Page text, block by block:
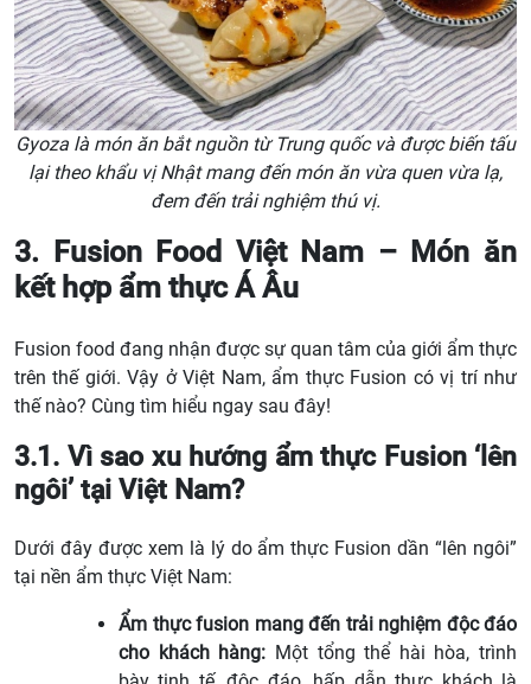
Gyoza là món ăn bắt nguồn từ Trung quốc và được biến tấu
lại theo khẩu vị Nhật mang đến món ăn vừa quen vừa lạ,
đem đến trải nghiệm thú vị.
3. Fusion Food Việt Nam – Món ăn
kết hợp ẩm thực Á Âu
Fusion food đang nhận được sự quan tâm của giới ẩm thực
trên thế giới. Vậy ở Việt Nam, ẩm thực Fusion có vị trí như
thế nào? Cùng tìm hiểu ngay sau đây!
3.1. Vì sao xu hướng ẩm thực Fusion ‘lên
ngôi’ tại Việt Nam?
Dưới đây được xem là lý do ẩm thực Fusion dần “lên ngôi”
tại nền ẩm thực Việt Nam:
Ẩm thực fusion mang đến trải nghiệm độc đáo
cho khách hàng: Một tổng thể hài hòa, trình